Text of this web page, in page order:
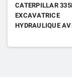
CATERPILLAR
EXCAVATRICE
HYDRAULIQUE